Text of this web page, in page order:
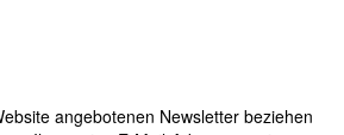
angebotenen Newsletter beziehen